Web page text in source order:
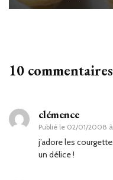
10 commentaires
clémence
Publié le 02/01/2008 à
j’adore les
un délice !